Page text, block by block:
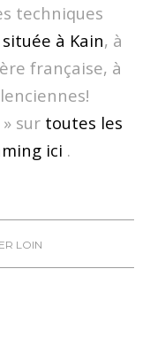
techniques
à Kain, à
française, à
sur toutes les
ici .
LOIN